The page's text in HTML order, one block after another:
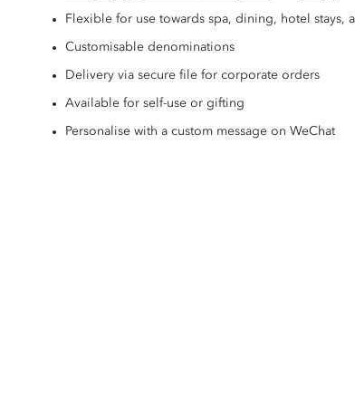
Flexible for use towards spa, dining, hotel stays,
Customisable denominations
Delivery via secure file for corporate orders
Available for self-use or gifting
Personalise with a custom message on WeChat